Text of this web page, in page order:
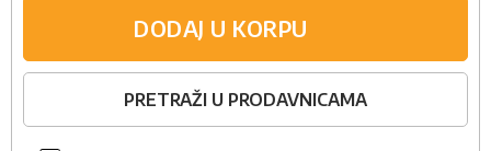
DODAJ U KORPU
PRETRAŽI U PRODAVNICAMA